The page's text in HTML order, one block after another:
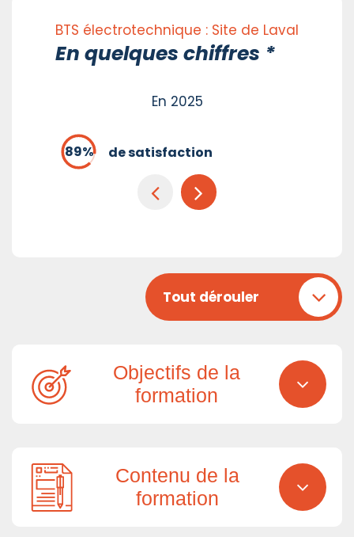
BTS électrotechnique : Site de Laval
En quelques chiffres *
En 2025
de satisfaction
Tout dérouler
Objectifs de la
formation
Contenu de la
formation